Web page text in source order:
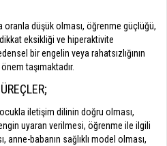
oranla düşük olması, öğrenme güçlüğü,
eksikliği ve hiperaktivite
bir engelin veya rahatsızlığının
taşımaktadır.
iletişim dilinin doğru olması,
uyaran verilmesi, öğrenme ile ilgili
anne-babanın sağlıklı model olması,